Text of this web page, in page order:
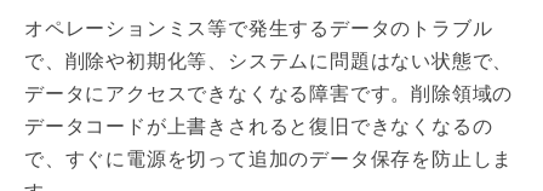
オペレーションミス等で発生するデータのトラブル
で、削除や初期化等、システムに問題はない状態で、
データにアクセスできなくなる障害です。削除領域の
データコードが上書きされると復旧できなくなるの
で、すぐに電源を切って追加のデータ保存を防止しま